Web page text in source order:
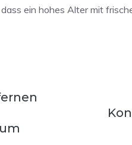
ein hohes Alter mit